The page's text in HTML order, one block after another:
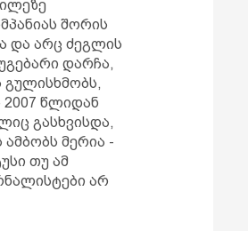
შორის
და არც ძეგლის
დარჩა,
გულისხმობს,
წლიდან
გასხვისდა,
მერია -
თუ ამ
არ